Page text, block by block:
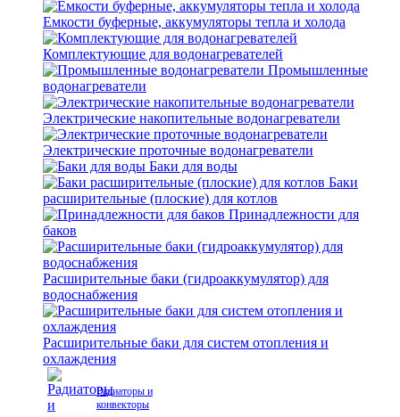
Емкости буферные, аккумуляторы тепла и холода
Комплектующие для водонагревателей
Промышленные
водонагреватели
Электрические накопительные водонагреватели
Электрические проточные водонагреватели
Баки для воды
Баки
расширительные (плоские) для котлов
Принадлежности для
баков
Расширительные баки (гидроаккумулятор) для
водоснабжения
Расширительные баки для систем отопления и
охлаждения
Радиаторы и
конвекторы